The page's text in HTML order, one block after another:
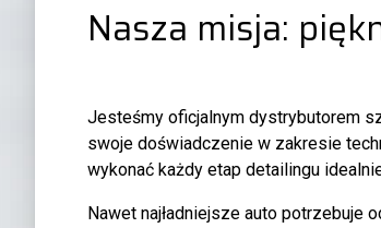
Nasza misja:
Jesteśmy oficjalnym dystrybutorem
swoje doświadczenie w zakresie
wykonać każdy etap detailingu
Nawet najładniejsze auto potrzebuje